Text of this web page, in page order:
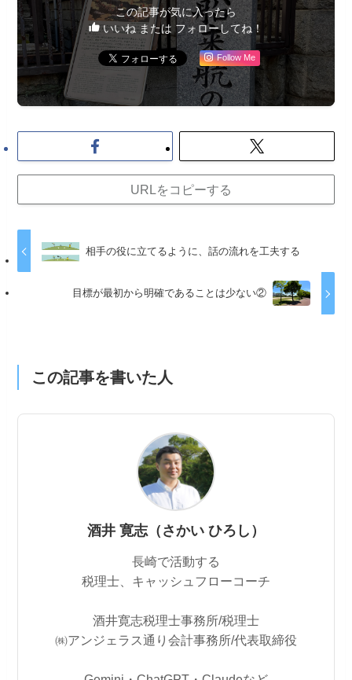
この記事が気に入ったら
いいね または フォローしてね！
Follow Me
URLをコピーする
相手の役に立てるように、話の流れを工夫する
目標が最初から明確であることは少ない②
この記事を書いた人
酒井 寛志（さかい ひろし）
長崎で活動する
税理士、キャッシュフローコーチ
酒井寛志税理士事務所/税理士
㈱アンジェラス通り会計事務所/代表取締役